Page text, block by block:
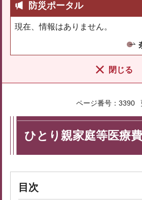
防災ポータル
現在、情報はありません。
閉じる
ページ番号：3390
ひとり親家庭等医療
目次